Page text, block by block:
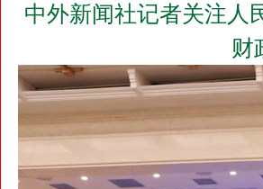
中外新闻社记者关注人
财